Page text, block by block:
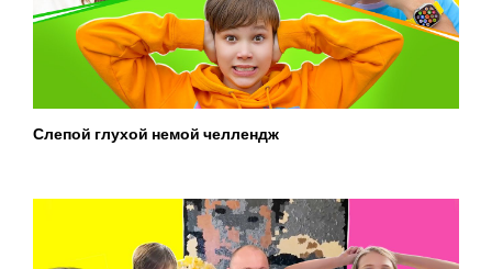
Слепой глухой немой челлендж